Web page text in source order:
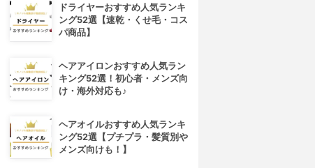
ドライヤーおすすめ人気ランキ
ング52選【速乾・くせ毛・コス
パ商品】
ヘアアイロンおすすめ人気ラン
キング52選！初心者・メンズ向
け・海外対応も♪
ヘアオイルおすすめ人気ランキ
ング52選【プチプラ・髪質別や
メンズ向けも！】